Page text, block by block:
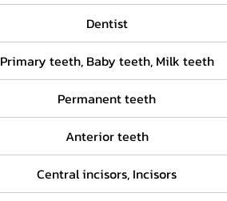
Dentist
Primary teeth, Baby teeth, Milk teeth
Permanent teeth
Anterior teeth
Central incisors, Incisors